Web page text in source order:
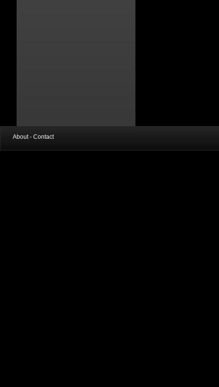
About - Contact